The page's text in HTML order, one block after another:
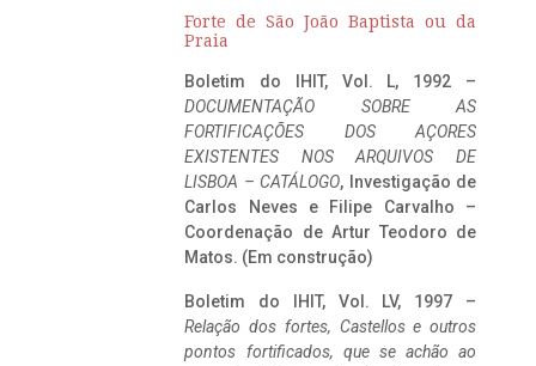
Forte de São João Baptista ou da
Praia
Boletim do IHIT, Vol. L, 1992 –
DOCUMENTAÇÃO SOBRE AS
FORTIFICAÇÕES DOS AÇORES
EXISTENTES NOS ARQUIVOS DE
LISBOA – CATÁLOGO, Investigação de
Carlos Neves e Filipe Carvalho –
Coordenação de Artur Teodoro de
Matos. (Em construção)
Boletim do IHIT, Vol. LV, 1997 –
Relação dos fortes, Castellos e outros
pontos fortificados, que se achão ao